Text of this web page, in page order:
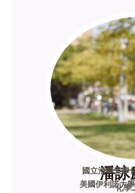
潘詠
化學
國立清華大學
美國伊利諾大